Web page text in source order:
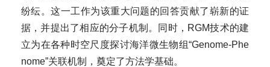
纷纭。这一工作为该重大问题的回答贡献了崭新的证
据，并提出了相应的分子机制。同时， RGM技术的建
立为在各种时空尺度探讨海洋微生物组“Genome-Phe
nome”关联机制，奠定了方法学基础。